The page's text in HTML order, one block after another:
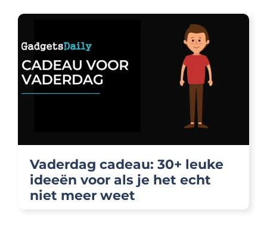
Vaderdag cadeau: 30+ leuke
ideeën voor als je het echt
niet meer weet